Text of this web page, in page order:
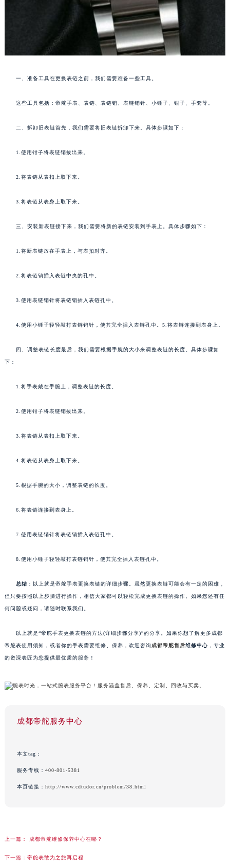
一、准备工具在更换表链之前，我们需要准备一些工具。
这些工具包括：帝舵手表、表链、表链销、表链销针、小锤子、钳子、手套等。
二、拆卸旧表链首先，我们需要将旧表链拆卸下来。具体步骤如下：
1.使用钳子将表链销拔出来。
2.将表链从表扣上取下来。
3.将表链从表身上取下来。
三、安装新表链接下来，我们需要将新的表链安装到手表上。具体步骤如下：
1.将新表链放在手表上，与表扣对齐。
2.将表链销插入表链中央的孔中。
3.使用表链销针将表链销插入表链孔中。
4.使用小锤子轻轻敲打表链销针，使其完全插入表链孔中。5.将表链连接到表身上。
四、调整表链长度最后，我们需要根据手腕的大小来调整表链的长度。具体步骤如
下：
1.将手表戴在手腕上，调整表链的长度。
2.使用钳子将表链销拔出来。
3.将表链从表扣上取下来。
4.将表链从表身上取下来。
5.根据手腕的大小，调整表链的长度。
6.将表链连接到表身上。
7.使用表链销针将表链销插入表链孔中。
8.使用小锤子轻轻敲打表链销针，使其完全插入表链孔中。
总结 ：以上就是帝舵手表更换表链的详细步骤。虽然更换表链可能会有一定的困难，
但只要按照以上步骤进行操作，相信大家都可以轻松完成更换表链的操作。如果您还有任
何问题或疑问，请随时联系我们。
以上就是“帝舵手表更换表链的方法(详细步骤分享)”的分享。如果你想了解更多成都
帝舵表使用须知，或者你的手表需要维修、保养，欢迎咨询成都帝舵售后维修中心，专业
的资深表匠为您提供最优质的服务！
成都帝舵服务中心
本文tag：
服务专线： 400-801-5381
本页链接： http://www.cdtudor.cn/problem/38.html
上一篇： 成都帝舵维修保养中心在哪？
下一篇： 帝舵表敢为之旅再启程